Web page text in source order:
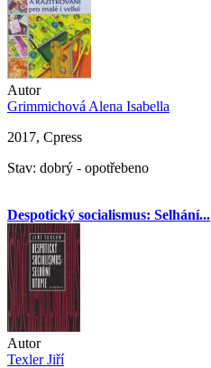
Autor
Grimmichová Alena Isabella
2017, Cpress
Stav: dobrý - opotřebeno
Despotický socialismus: Selhání...
Autor
Texler Jiří